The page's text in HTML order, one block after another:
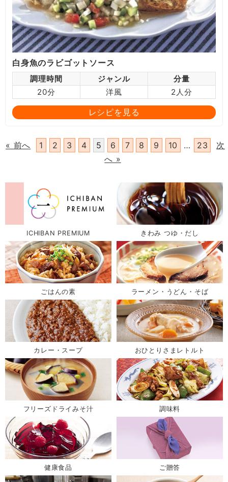
白身魚のラビゴットソース
調理時間 ジャンル
分量
20分
洋風 2人分
レシピを見る
« 前へ 1 2 3 4 5 6 7 8 9 10 … 23
次
へ »
ICHIBAN PREMIUM きわみ つゆ・だし
ごはんの素 ラーメン・うどん・そば
カレー・スープ おひとりさまレトルト
フリーズドライみそ汁 調味料
健康食品 ご贈答